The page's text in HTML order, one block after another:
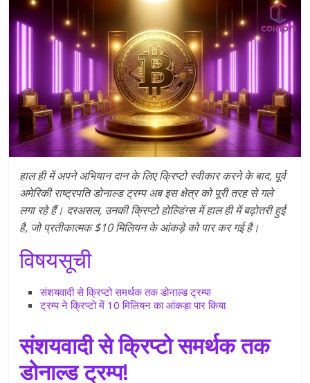
हाल ही में अपने अभियान दान के लिए क्रिप्टो स्वीकार करने के बाद, पूर्व
अमेरिकी राष्ट्रपति डोनाल्ड ट्रम्प अब इस क्षेत्र को पूरी तरह से गले
लगा रहे हैं। दरअसल, उनकी क्रिप्टो होल्डिंग्स में हाल ही में बढ़ोतरी हुई
है, जो प्रतीकात्मक $10 मिलियन के आंकड़े को पार कर गई है।
विषयसूची
संशयवादी से क्रिप्टो समर्थक तक डोनाल्ड ट्रम्प!
ट्रम्प ने क्रिप्टो में 10 मिलियन का आंकड़ा पार किया
संशयवादी से क्रिप्टो समर्थक तक
डोनाल्ड ट्रम्प!